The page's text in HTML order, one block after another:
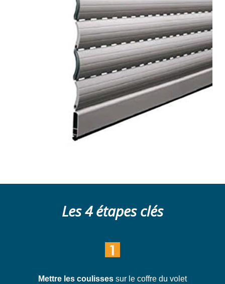
Les 4 étapes clés
Mettre les coulisses sur le coffre du volet